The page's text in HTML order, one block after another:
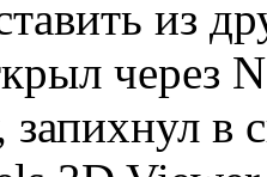
из
через
запихнул